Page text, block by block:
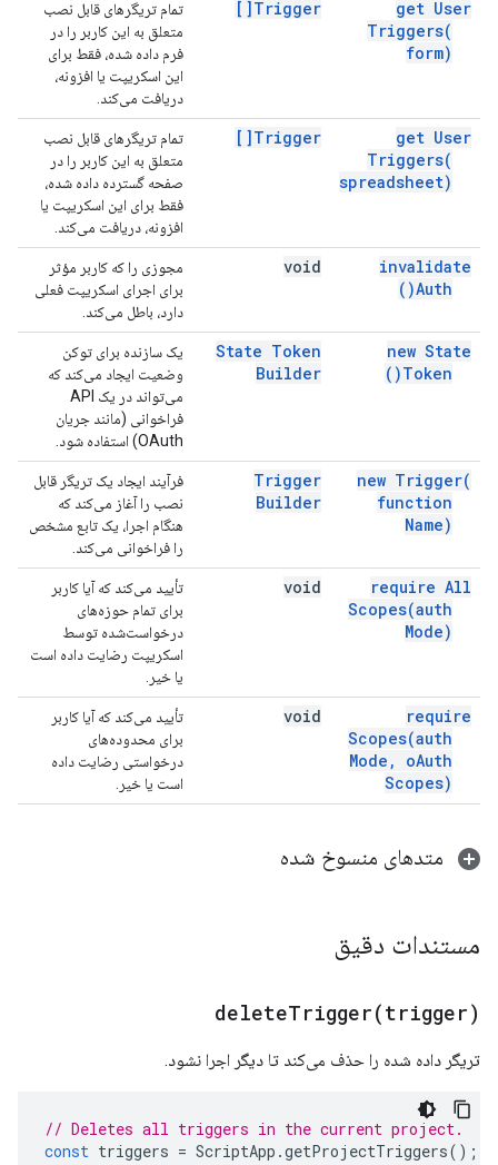
get User
Triggers(
form)
Trigger[]
تمام تریگرهای قابل نصب
متعلق به این کاربر را در
فرم داده شده، فقط برای
این اسکریپت یا افزونه،
دریافت می‌کند.
get User
Triggers(
spreadsheet)
Trigger[]
تمام تریگرهای قابل نصب
متعلق به این کاربر را در
صفحه گسترده داده شده،
فقط برای این اسکریپت یا
افزونه، دریافت می‌کند.
invalidate
Auth(
)
void
مجوزی را که کاربر مؤثر
برای اجرای اسکریپت فعلی
دارد، باطل می‌کند.
new State
Token(
)
State Token
Builder
یک سازنده برای توکن
وضعیت ایجاد می‌کند که
می‌تواند در یک API
فراخوانی (مانند جریان
OAuth) استفاده شود.
new Trigger(
function
Name)
Trigger
Builder
فرآیند ایجاد یک تریگر قابل
نصب را آغاز می‌کند که
هنگام اجرا، یک تابع مشخص
را فراخوانی می‌کند.
require All
Scopes(auth
Mode)
void
تأیید می‌کند که آیا کاربر
برای تمام حوزه‌های
درخواست‌شده توسط
اسکریپت رضایت داده است
یا خیر.
require
Scopes(auth
Mode , oAuth
Scopes)
void
تأیید می‌کند که آیا کاربر
برای محدوده‌های
درخواستی رضایت داده
است یا خیر.
متدهای منسوخ شده
مستندات دقیق
deleteTrigger(trigger)
تریگر داده شده را حذف می‌کند تا دیگر اجرا نشود.
// Deletes all triggers in the current project.
const triggers = ScriptApp .getProjectTriggers();